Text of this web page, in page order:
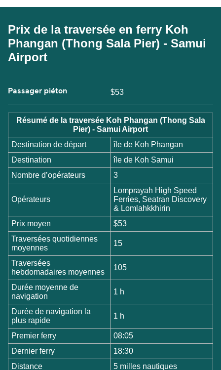
Prix de la traversée en ferry Koh
Phangan (Thong Sala Pier) - Samui
Airport
Passager piéton $53
Résumé de la traversée Koh Phangan (Thong Sala
Pier) - Samui Airport
Destination de départ
île de Koh Phangan
Destination
île de Koh Samui
Nombre d’opérateurs
3
Opérateurs
Lomprayah High Speed
Ferries, Seatran Discovery
& Lomlahkkhirin
Prix moyen
$53
Traversées quotidiennes
moyennes
15
Traversées
hebdomadaires moyennes
105
Durée moyenne de
navigation
1 h
Durée de navigation la
plus rapide
1 h
Premier ferry
08:05
Dernier ferry
18:30
Distance
5 milles nautiques